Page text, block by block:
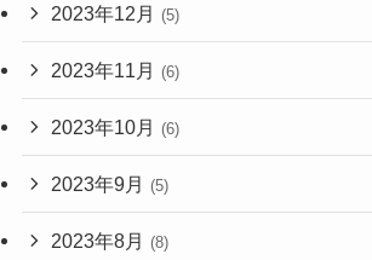
2023年12月 (5)
2023年11月 (6)
2023年10月 (6)
2023年9月 (5)
2023年8月 (8)